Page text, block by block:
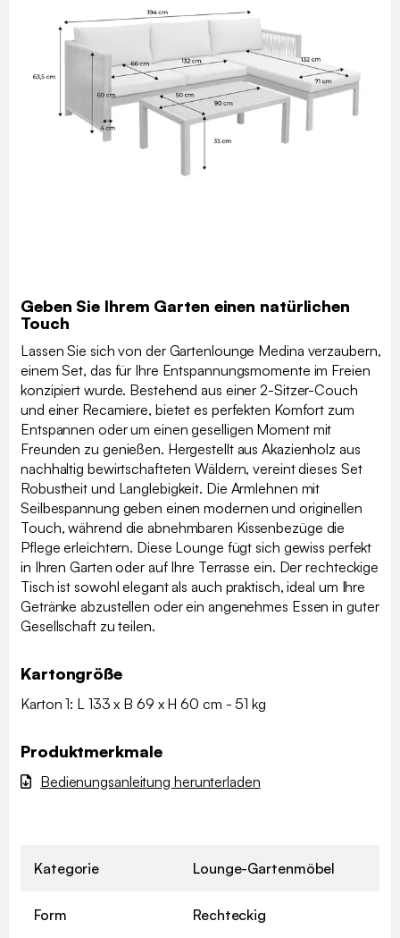
Geben Sie Ihrem Garten einen natürlichen
Touch
Lassen Sie sich von der Gartenlounge Medina verzaubern,
einem Set, das für Ihre Entspannungsmomente im Freien
konzipiert wurde. Bestehend aus einer 2-Sitzer-Couch
und einer Recamiere, bietet es perfekten Komfort zum
Entspannen oder um einen geselligen Moment mit
Freunden zu genießen. Hergestellt aus Akazienholz aus
nachhaltig bewirtschafteten Wäldern, vereint dieses Set
Robustheit und Langlebigkeit. Die Armlehnen mit
Seilbespannung geben einen modernen und originellen
Touch, während die abnehmbaren Kissenbezüge die
Pflege erleichtern. Diese Lounge fügt sich gewiss perfekt
in Ihren Garten oder auf Ihre Terrasse ein. Der rechteckige
Tisch ist sowohl elegant als auch praktisch, ideal um Ihre
Getränke abzustellen oder ein angenehmes Essen in guter
Gesellschaft zu teilen.
Kartongröße
Karton 1: L 133 x B 69 x H 60 cm - 51 kg
Produktmerkmale
Bedienungsanleitung herunterladen
Kategorie Lounge-Gartenmöbel
Form Rechteckig